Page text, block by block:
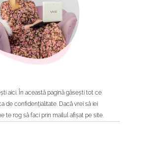
aici. În această pagină găsești tot ce
de confidențialitate. Dacă vrei să iei
te rog să faci prin mailul afișat pe site.